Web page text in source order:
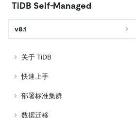
TiDB Self-Managed
v8.1
关于 TiDB
快速上手
部署标准集群
数据迁移